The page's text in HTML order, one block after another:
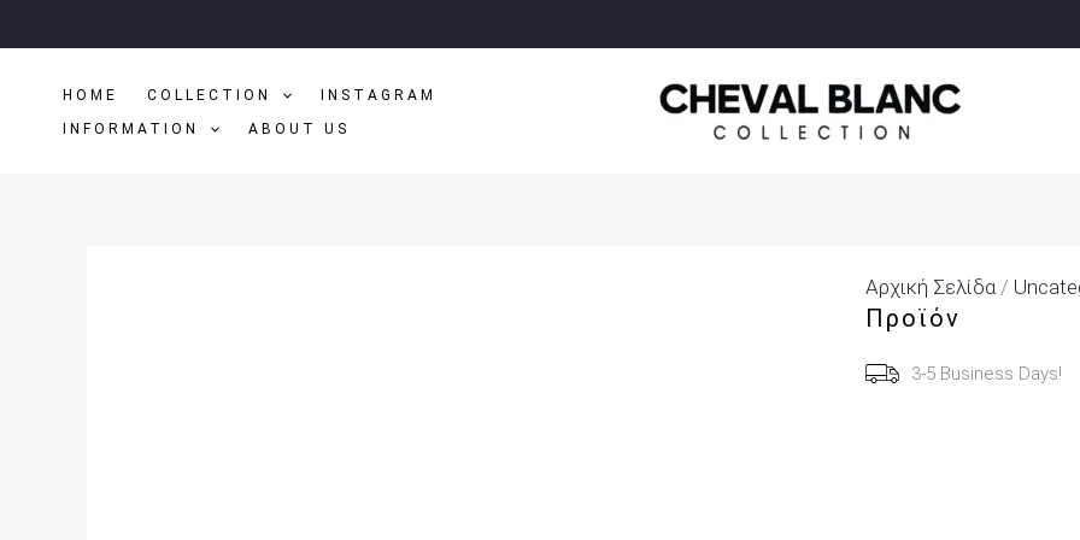
Στο
Περιεχόμενο
HOME COLLECTION
INSTAGRAM
INFORMATION
ABOUT US
Αρχική Σελίδα/
Προϊόν
3-5 Business Days!